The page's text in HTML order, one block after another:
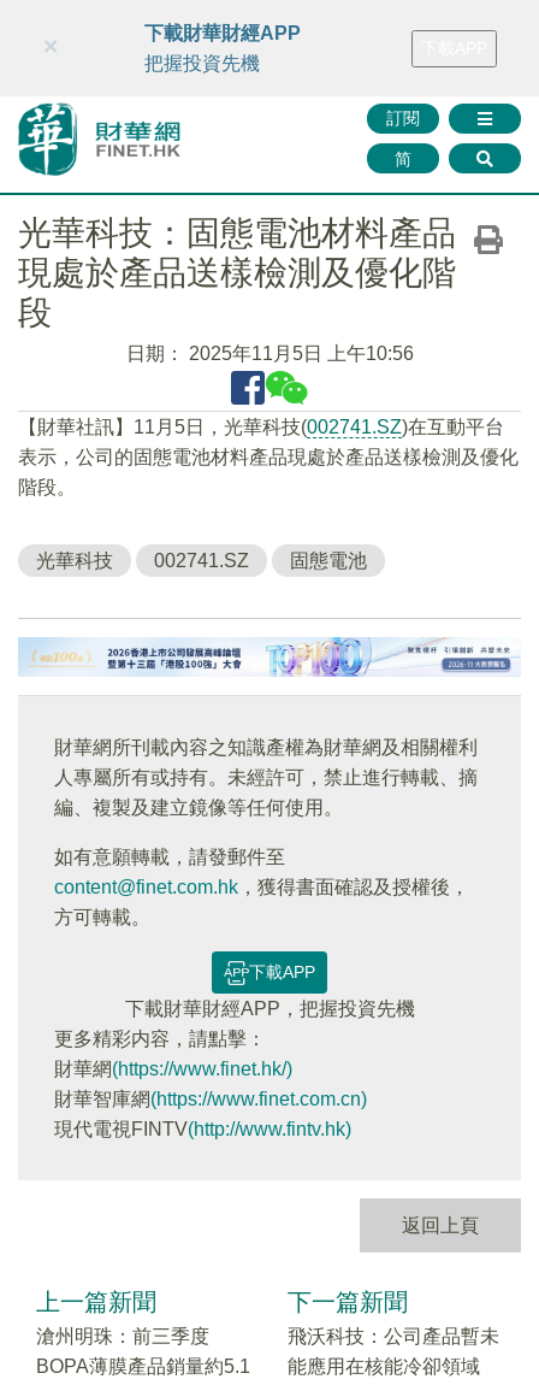
財華智庫網 FINTV FINMETA 財華證券 媒體矩陣
訂閱
简
×
下載財華財經APP
把握投資先機
光華科技：固態電池材料產品
現處於產品送樣檢測及優化階
段
日期： 2025年11月5日 上午10:56
【財華社訊】11月5日，光華科技(002741.SZ)在互動平台
表示，公司的固態電池材料產品現處於產品送樣檢測及優化
階段。
光華科技 002741.SZ 固態電池
財華網所刊載內容之知識產權為財華網及相關權利
人專屬所有或持有。未經許可，禁止進行轉載、摘
編、複製及建立鏡像等任何使用。
如有意願轉載，請發郵件至
content@finet.com.hk ，獲得書面確認及授權後，
方可轉載。
下載APP
下載財華財經APP，把握投資先機
更多精彩内容，請點擊：
財華網(https://www.finet.hk/)
財華智庫網(https://www.finet.com.cn)
現代電視FINTV(http://www.fintv.hk)
返回上頁
上一篇新聞
滄州明珠：前三季度
BOPA薄膜產品銷量約5.1
下一篇新聞
飛沃科技：公司產品暫未
能應用在核能冷卻領域